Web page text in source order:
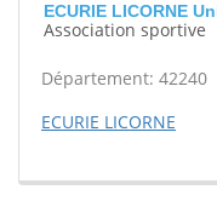
ECURIE LICORNE
Association sportive
Département: 42240
ECURIE LICORNE